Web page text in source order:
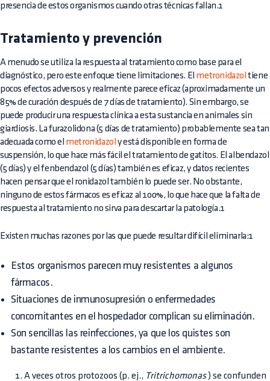
presencia de estos organismos cuando otras técnicas fallan.1
Tratamiento y prevención
A menudo se utiliza la respuesta al tratamiento como base para el
diagnóstico, pero este enfoque tiene limitaciones. El metronidazol tiene
pocos efectos adversos y realmente parece eficaz (aproximadamente un
85% de curación después de 7 días de tratamiento). Sin embargo, se
puede producir una respuesta clínica a esta sustancia en animales sin
giardiosis. La furazolidona (5 días de tratamiento) probablemente sea tan
adecuada como el metronidazol y está disponible en forma de
suspensión, lo que hace más fácil el tratamiento de gatitos. El albendazol
(5 días) y el fenbendazol (5 días) también es eficaz, y datos recientes
hacen pensar que el ronidazol también lo puede ser. No obstante,
ninguno de estos fármacos es eficaz al 100%, lo que hace que la falta de
respuesta al tratamiento no sirva para descartar la patología.1
Existen muchas razones por las que puede resultar difícil eliminarla:1
Estos organismos parecen muy resistentes a algunos
fármacos.
Situaciones de inmunosupresión o enfermedades
concomitantes en el hospedador complican su eliminación.
Son sencillas las reinfecciones, ya que los quistes son
bastante resistentes a los cambios en el ambiente.
A veces otros protozoos (p. ej., Tritrichomonas) se confunden